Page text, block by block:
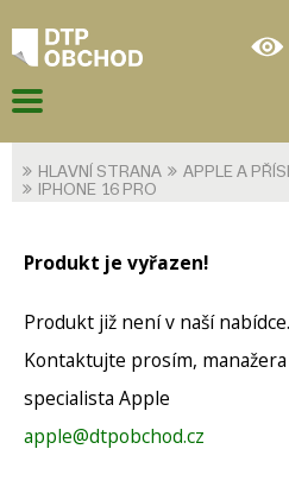
HLAVNÍ STRANA APPLE A
IPHONE 16 PRO
Produkt je vyřazen!
Produkt již není v naší nabídce.
Kontaktujte prosím,
specialista Apple
apple@dtpobchod.cz